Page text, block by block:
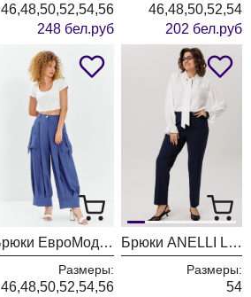
46,48,50,52,54,56
248 бел.руб
46,48,50,52,54
202 бел.руб
Брюки ЕвроМода 731 синий
Размеры:
46,48,50,52,54,56
Брюки ANELLI LAUREL 1718 глубина океана
Размеры:
54